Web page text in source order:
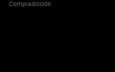
Compradicción